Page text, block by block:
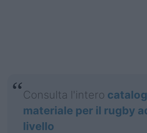
Consulta l'intero
materiale per il rugby
livello